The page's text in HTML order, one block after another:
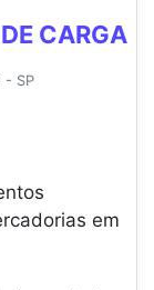
CARGA
- SP
em